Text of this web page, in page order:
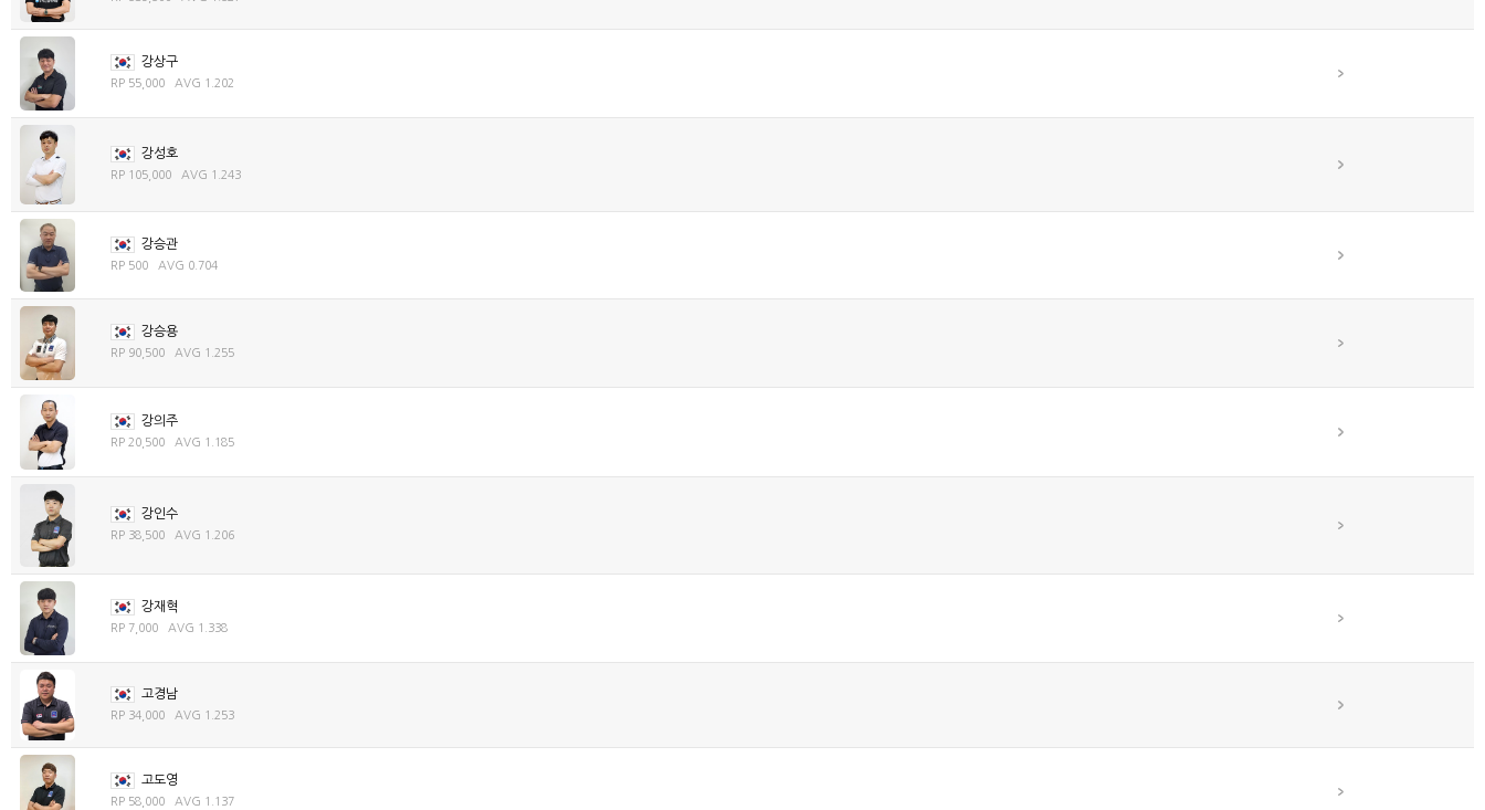
강상구
RP 55,000 AVG 1.202
강성호
RP 105,000 AVG 1.243
강승관
RP 500 AVG 0.704
강승용
RP 90,500 AVG 1.255
강의주
RP 20,500 AVG 1.185
강인수
RP 38,500 AVG 1.206
강재혁
RP 7,000 AVG 1.338
고경남
RP 34,000 AVG 1.253
고도영
RP 58,000 AVG 1.137